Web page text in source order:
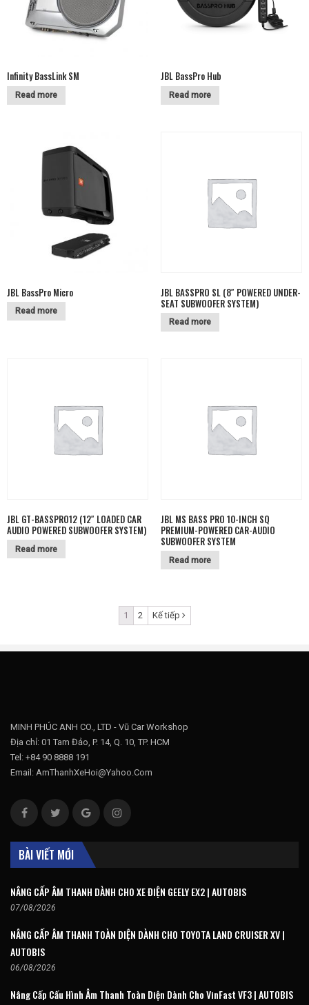
Infinity BassLink SM
Read more
JBL BassPro Hub
Read more
JBL BassPro Micro
Read more
JBL BASSPRO SL (8″ POWERED UNDER-
SEAT SUBWOOFER SYSTEM)
Read more
JBL GT-BASSPRO12 (12″ LOADED CAR
AUDIO POWERED SUBWOOFER SYSTEM)
Read more
JBL MS BASS PRO 10-INCH SQ
PREMIUM-POWERED CAR-AUDIO
SUBWOOFER SYSTEM
Read more
1 2 Kế tiếp
MINH PHÚC ANH CO., LTD - Vũ Car Workshop
Địa chỉ: 01 Tam Đảo, P. 14, Q. 10, TP. HCM
Tel: +84 90 8888 191
Email: AmThanhXeHoi@Yahoo.Com
BÀI VIẾT MỚI
NÂNG CẤP ÂM THANH DÀNH CHO XE ĐIỆN GEELY EX2 | AUTOBIS
07/08/2026
NÂNG CẤP ÂM THANH TOÀN DIỆN DÀNH CHO TOYOTA LAND CRUISER XV |
AUTOBIS
06/08/2026
Nâng Cấp Cấu Hình Âm Thanh Toàn Diện Dành Cho VinFast VF3 | AUTOBIS